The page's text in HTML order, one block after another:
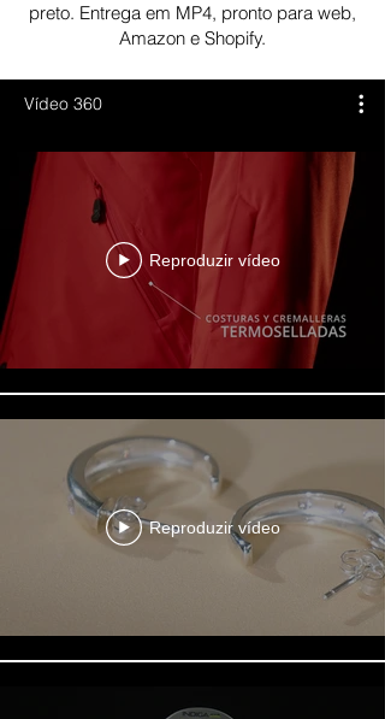
preto. Entrega em MP4, pronto para web,
Amazon e Shopify.
Vídeo 360
Reproduzir vídeo
Reproduzir vídeo